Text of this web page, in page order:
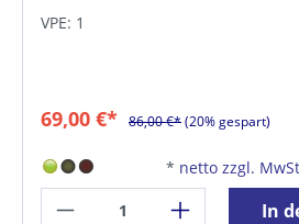
VPE: 1
69,00 €* 86,00 €*(20% gespart)
* netto zzgl.
In